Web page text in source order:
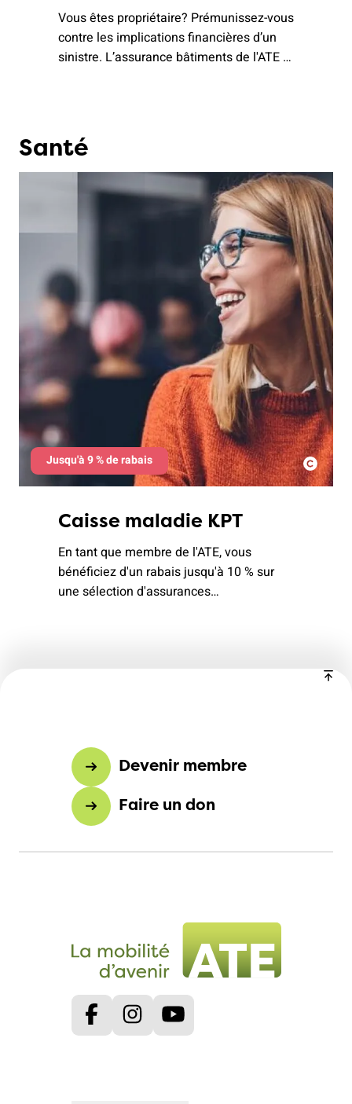
Vous êtes propriétaire? Prémunissez-vous
contre les implications financières d’un
sinistre. L’assurance bâtiments de l'ATE et
Santé
Jusqu'à 9 % de rabais
Caisse maladie KPT
En tant que membre de l'ATE, vous
bénéficiez d'un rabais jusqu'à 10 % sur
une sélection d'assurances
Devenir membre
Faire un don
FacebookInstagram